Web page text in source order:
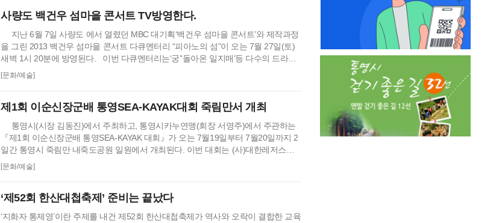
물…
사량도 백건우 섬마을 콘서트 TV방영한다.
지난 6월 7일 사량도 에서 열렸던 MBC 대기획‘백건우 섬마을 콘서트’와 제작과정
을 그린 2013 백건우 섬마을 콘서트 다큐멘터리 “피아노의 섬”이 오는 7월 27일(토)
새벽 1시 20분에 방영된다. 이번 다큐멘터리는‘궁’‘돌아온 일지매’등 다수의 드라마
를 연출한 황인뢰 감독의 첫 다큐멘터리 작품으로 아름다운 섬 사량도와 지역 주민들
[문화/예술]
제1회 이순신장군배 통영SEA-KAYAK대회 죽림만서 개최
통영시(시장 김동진)에서 주최하고, 통영시카누연맹(회장 서영주)에서 주관하는
『제1회 이순신장군배 통영SEA-KAYAK 대회』가 오는 7월19일부터 7월20일까지 2
일간 통영시 죽림만 내죽도공원 일원에서 개최된다. 이번 대회는 (사)대한레저스포
츠협의회(총재 명재선)에서 개최한 2013년도 지역특성화 레저스포츠 공모사업에 당
좋은 기회…
[문화/예술]
‘제52회 한산대첩축제’ 준비는 끝났다
‘지화자 통제영’이란 주제를 내건 제52회 한산대첩축제가 역사와 오락이 결합한 교육